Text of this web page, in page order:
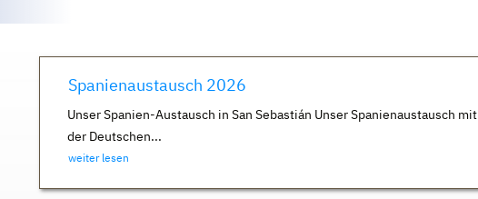
Spanienaustausch 2026
Unser Spanien-Austausch in San Sebastián Unser Spanienaustausch mit
der Deutschen...
weiter lesen